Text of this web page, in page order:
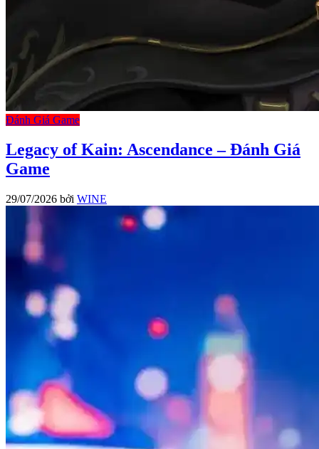
Đánh Giá Game
Legacy of Kain: Ascendance – Đánh Giá
Game
29/07/2026 bởi WINE